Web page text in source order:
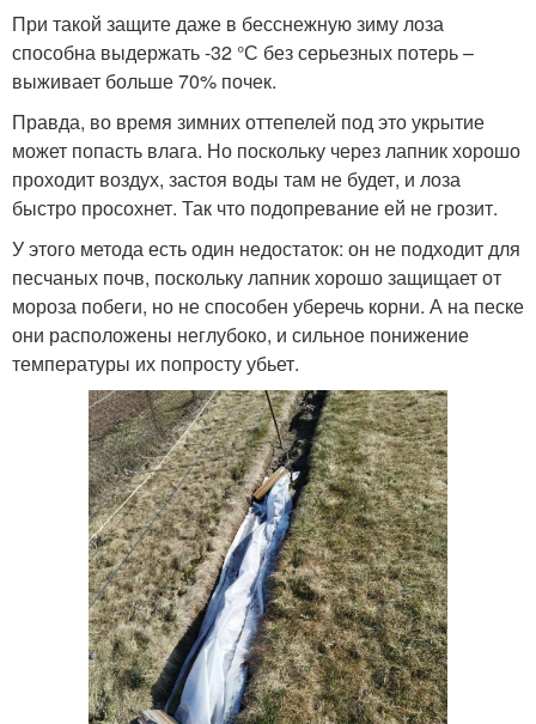
При такой защите даже в бесснежную зиму лоза
способна выдержать -32 °С без серьезных потерь –
выживает больше 70% почек.
Правда, во время зимних оттепелей под это укрытие
может попасть влага. Но поскольку через лапник хорошо
проходит воздух, застоя воды там не будет, и лоза
быстро просохнет. Так что подопревание ей не грозит.
У этого метода есть один недостаток: он не подходит для
песчаных почв, поскольку лапник хорошо защищает от
мороза побеги, но не способен уберечь корни. А на песке
они расположены неглубоко, и сильное понижение
температуры их попросту убьет.